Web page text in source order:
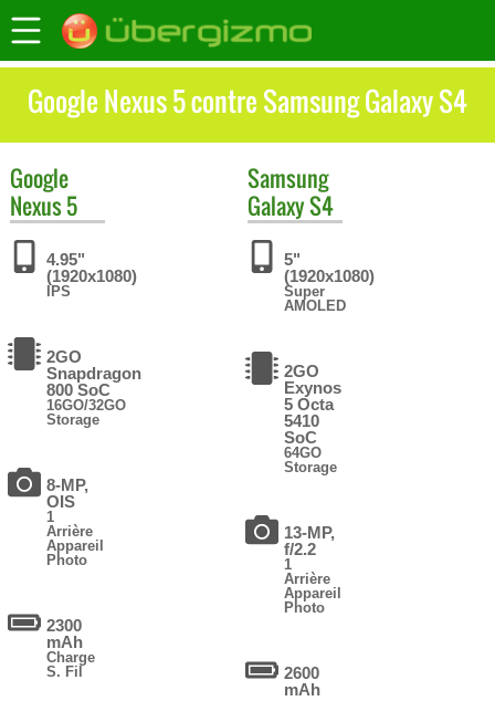
Google Nexus 5 contre Samsung Galaxy S4
Google
Nexus 5
4.95"
(1920x1080)
IPS
2GO
Snapdragon
800 SoC
16GO/32GO
Storage
8-MP,
OIS
1
Arrière
Appareil
Photo
2300
mAh
Charge
S. Fil
Samsung
Galaxy S4
5"
(1920x1080)
Super
AMOLED
2GO
Exynos
5 Octa
5410
SoC
64GO
Storage
13-MP,
f/2.2
1
Arrière
Appareil
Photo
2600
mAh